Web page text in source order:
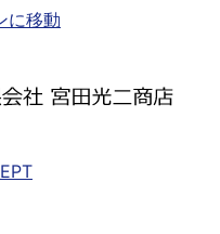
に移動